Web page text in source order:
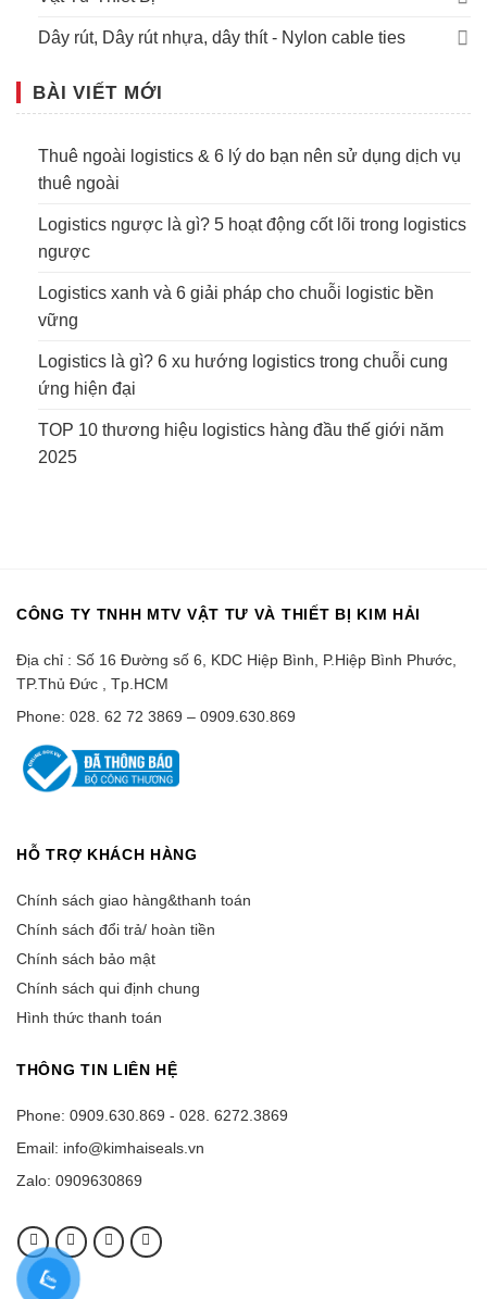
Dây rút, Dây rút nhựa, dây thít - Nylon cable ties
BÀI VIẾT MỚI
Thuê ngoài logistics & 6 lý do bạn nên sử dụng dịch vụ
thuê ngoài
Logistics ngược là gì? 5 hoạt động cốt lõi trong logistics
ngược
Logistics xanh và 6 giải pháp cho chuỗi logistic bền
vững
Logistics là gì? 6 xu hướng logistics trong chuỗi cung
ứng hiện đại
TOP 10 thương hiệu logistics hàng đầu thế giới năm
2025
CÔNG TY TNHH MTV VẬT TƯ VÀ THIẾT BỊ KIM HẢI
Địa chỉ : Số 16 Đường số 6, KDC Hiệp Bình, P.Hiệp Bình Phước,
TP.Thủ Đức , Tp.HCM
Phone: 028. 62 72 3869 – 0909.630.869
HỖ TRỢ KHÁCH HÀNG
Chính sách giao hàng&thanh toán
Chính sách đổi trả/ hoàn tiền
Chính sách bảo mật
Chính sách qui định chung
Hình thức thanh toán
THÔNG TIN LIÊN HỆ
Phone: 0909.630.869 - 028. 6272.3869
Email: info@kimhaiseals.vn
Zalo: 0909630869